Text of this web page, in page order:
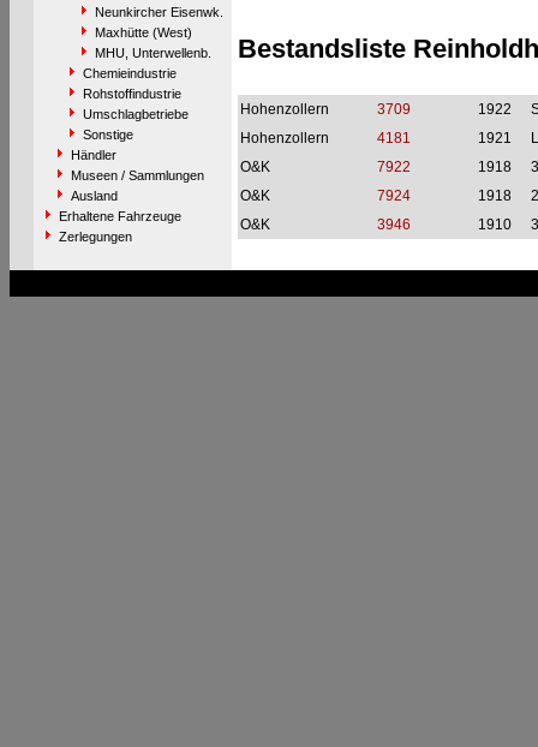
Neunkircher Eisenwk.
Maxhütte (West)
MHU, Unterwellenb.
Chemieindustrie
Rohstoffindustrie
Umschlagbetriebe
Sonstige
Händler
Museen / Sammlungen
Ausland
Erhaltene Fahrzeuge
Zerlegungen
Bestandsliste
Hohenzollern 3709 1922
Hohenzollern
4181 1921
O&K
7922 1918
O&K
7924 1918
O&K
3946 1910